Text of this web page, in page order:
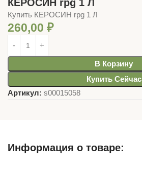
КЕРОСИН rpg 1 Л
Купить КЕРОСИН rpg 1 Л
260,00 ₽
В Корзину
Купить Сейчас
Артикул: s00015058
Информация о товаре: